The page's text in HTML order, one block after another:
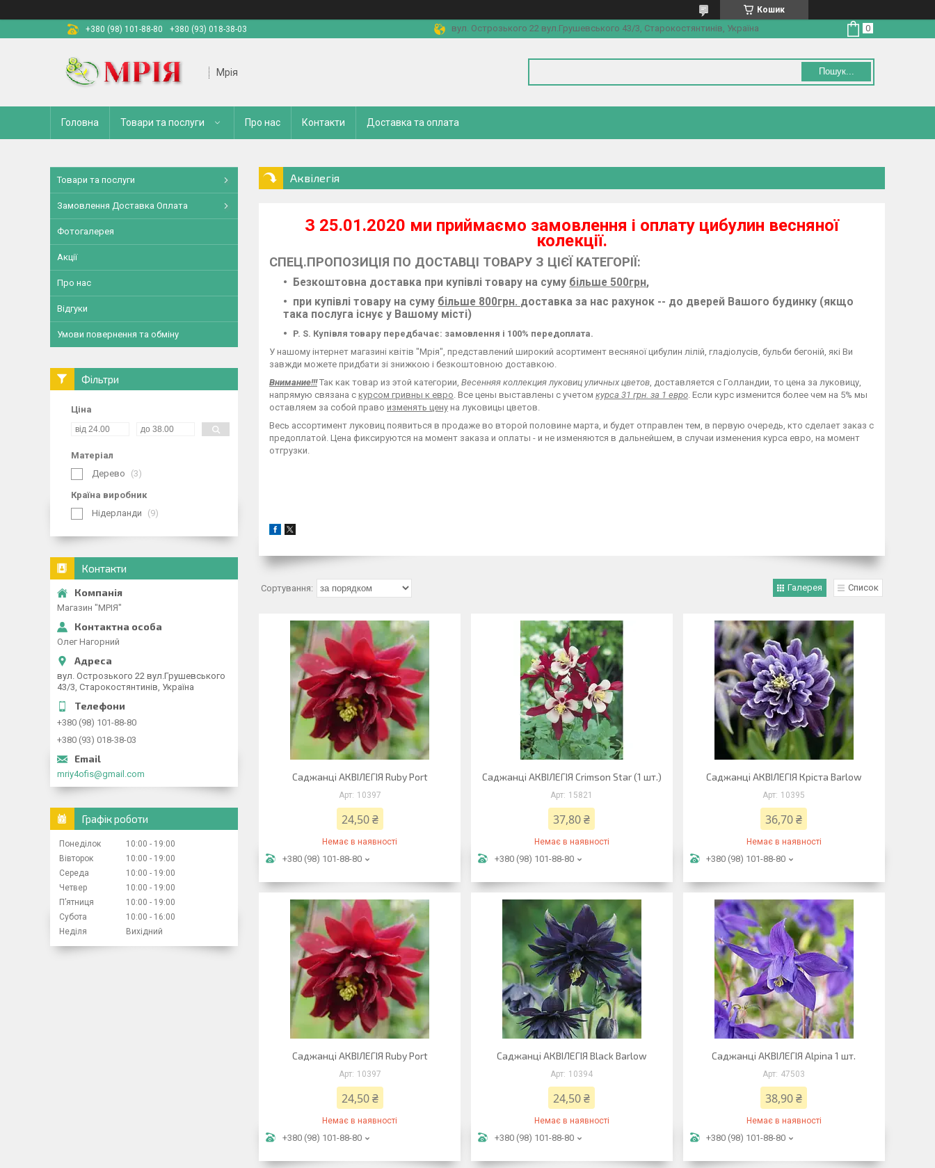
Кошик
+380 (98) 101-88-80
+380 (93) 018-38-03 вул. Острозького 22 вул.Грушевського 43/3, Старокостянтинів, Україна
Мрія Пошук...
Головна Товари та послуги Про нас Контакти Доставка та оплата
Аквілегія
З 25.01.2020 ми приймаємо замовлення і оплату цибулин весняної
колекції.
СПЕЦ.ПРОПОЗИЦІЯ ПО ДОСТАВЦІ ТОВАРУ З ЦІЄЇ КАТЕГОРІЇ:
Безкоштовна доставка при купівлі товару на суму більше 500грн,
при купівлі товару на суму більше 800грн. доставка за нас рахунок -- до дверей Вашого будинку (якщо
така послуга існує у Вашому місті)
P. S. Купівля товару передбачає: замовлення і 100% передоплата.
У нашому інтернет магазині квітів "Мрія", представлений широкий асортимент весняної цибулин лілій, гладіолусів, бульби бегоній, які Ви
завжди можете придбати зі знижкою і безкоштовною доставкою.
Внимание!!!Так как товар из этой категории, Весенняя коллекция луковиц уличных цветов, доставляется с Голландии, то цена за луковицу,
напрямую связана с курсом гривны к евро. Все цены выставлены с учетом курса 31 грн. за 1 евро. Если курс изменится более чем на 5% мы
оставляем за собой право изменять цену на луковицы цветов.
Весь ассортимент луковиц появиться в продаже во второй половине марта, и будет отправлен тем, в первую очередь, кто сделает заказ с
предоплатой. Цена фиксируются на момент заказа и оплаты - и не изменяются в дальнейшем, в случаи изменения курса евро, на момент
отгрузки.
Галерея Список
Саджанці АКВІЛЕГІЯ Ruby Port
10397
24,50 ₴
Немає в наявності
+380 (98) 101-88-80
Саджанці АКВІЛЕГІЯ Crimson Star (1 шт.)
15821
37,80 ₴
Немає в наявності
+380 (98) 101-88-80
Саджанці АКВІЛЕГІЯ Кріста Barlow
10395
36,70 ₴
Немає в наявності
+380 (98) 101-88-80
Саджанці АКВІЛЕГІЯ Ruby Port
10397
24,50 ₴
Немає в наявності
+380 (98) 101-88-80
Саджанці АКВІЛЕГІЯ Black Barlow
10394
24,50 ₴
Немає в наявності
+380 (98) 101-88-80
Саджанці АКВІЛЕГІЯ Alpina 1 шт.
47503
38,90 ₴
Немає в наявності
+380 (98) 101-88-80
Товари та послуги
Замовлення Доставка Оплата
Фотогалерея
Акції
Про нас
Відгуки
Умови повернення та обміну
Фільтри
Ціна
Матеріал
Дерево
3
Країна виробник
Нідерланди
9
Контакти
Магазин "МРІЯ"
Олег Нагорний
вул. Острозького 22 вул.Грушевського
43/3, Старокостянтинів, Україна
+380 (98) 101-88-80
+380 (93) 018-38-03
mriy4ofis@gmail.com
Графік роботи
Понеділок 10:00
19:00
Вівторок
10:00
19:00
Середа
10:00
19:00
Четвер
10:00
19:00
Пʼятниця
10:00
19:00
Субота
10:00
16:00
Неділя
Вихідний